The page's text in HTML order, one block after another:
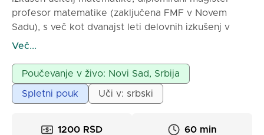
profesor matematike (zaključena FMF v Novem
Sadu), s več kot dvanajst leti delovnih izkušenj v
osnovnih in srednjih šolah, pa tudi s poučevanjem
osnovnošolce, srednješolce in študente.
Potrpežljivost in vztrajnost pri delu z učenci sta
glavni značilnosti mojega dela.
Več...
Poučevanje v živo: Novi Sad, Srbija
Spletni pouk Uči v: srbski
1200 RSD 60 min